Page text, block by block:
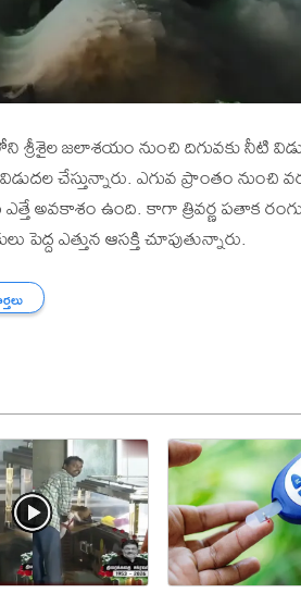
శ్రీశైల జలాశయం నుంచి దిగువకు నీటి
చేస్తున్నారు. ఎగువ ప్రాంతం
ఉంది. కాగా త్రివర్ణ పతాక
పెద్ద ఎత్తున ఆసక్తి చూపుతున్నారు.